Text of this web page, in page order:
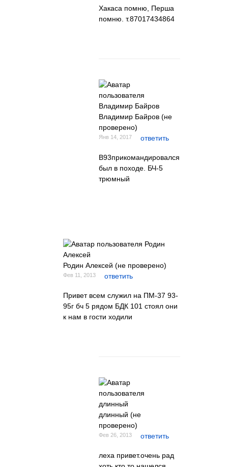
Хакаса помню, Перша
помню. т.87017434864
Владимир Байров (не
проверено)
Янв 14, 2017 ответить
В93прикомандировался
был в походе. БЧ-5
трюмный
Родин Алексей (не проверено)
Фев 11, 2013 ответить
Привет всем служил на ПМ-37 93-
95г бч 5 рядом БДК 101 стоял они
к нам в гости ходили
длинный (не
проверено)
Фев 26, 2013 ответить
леха привет.очень рад